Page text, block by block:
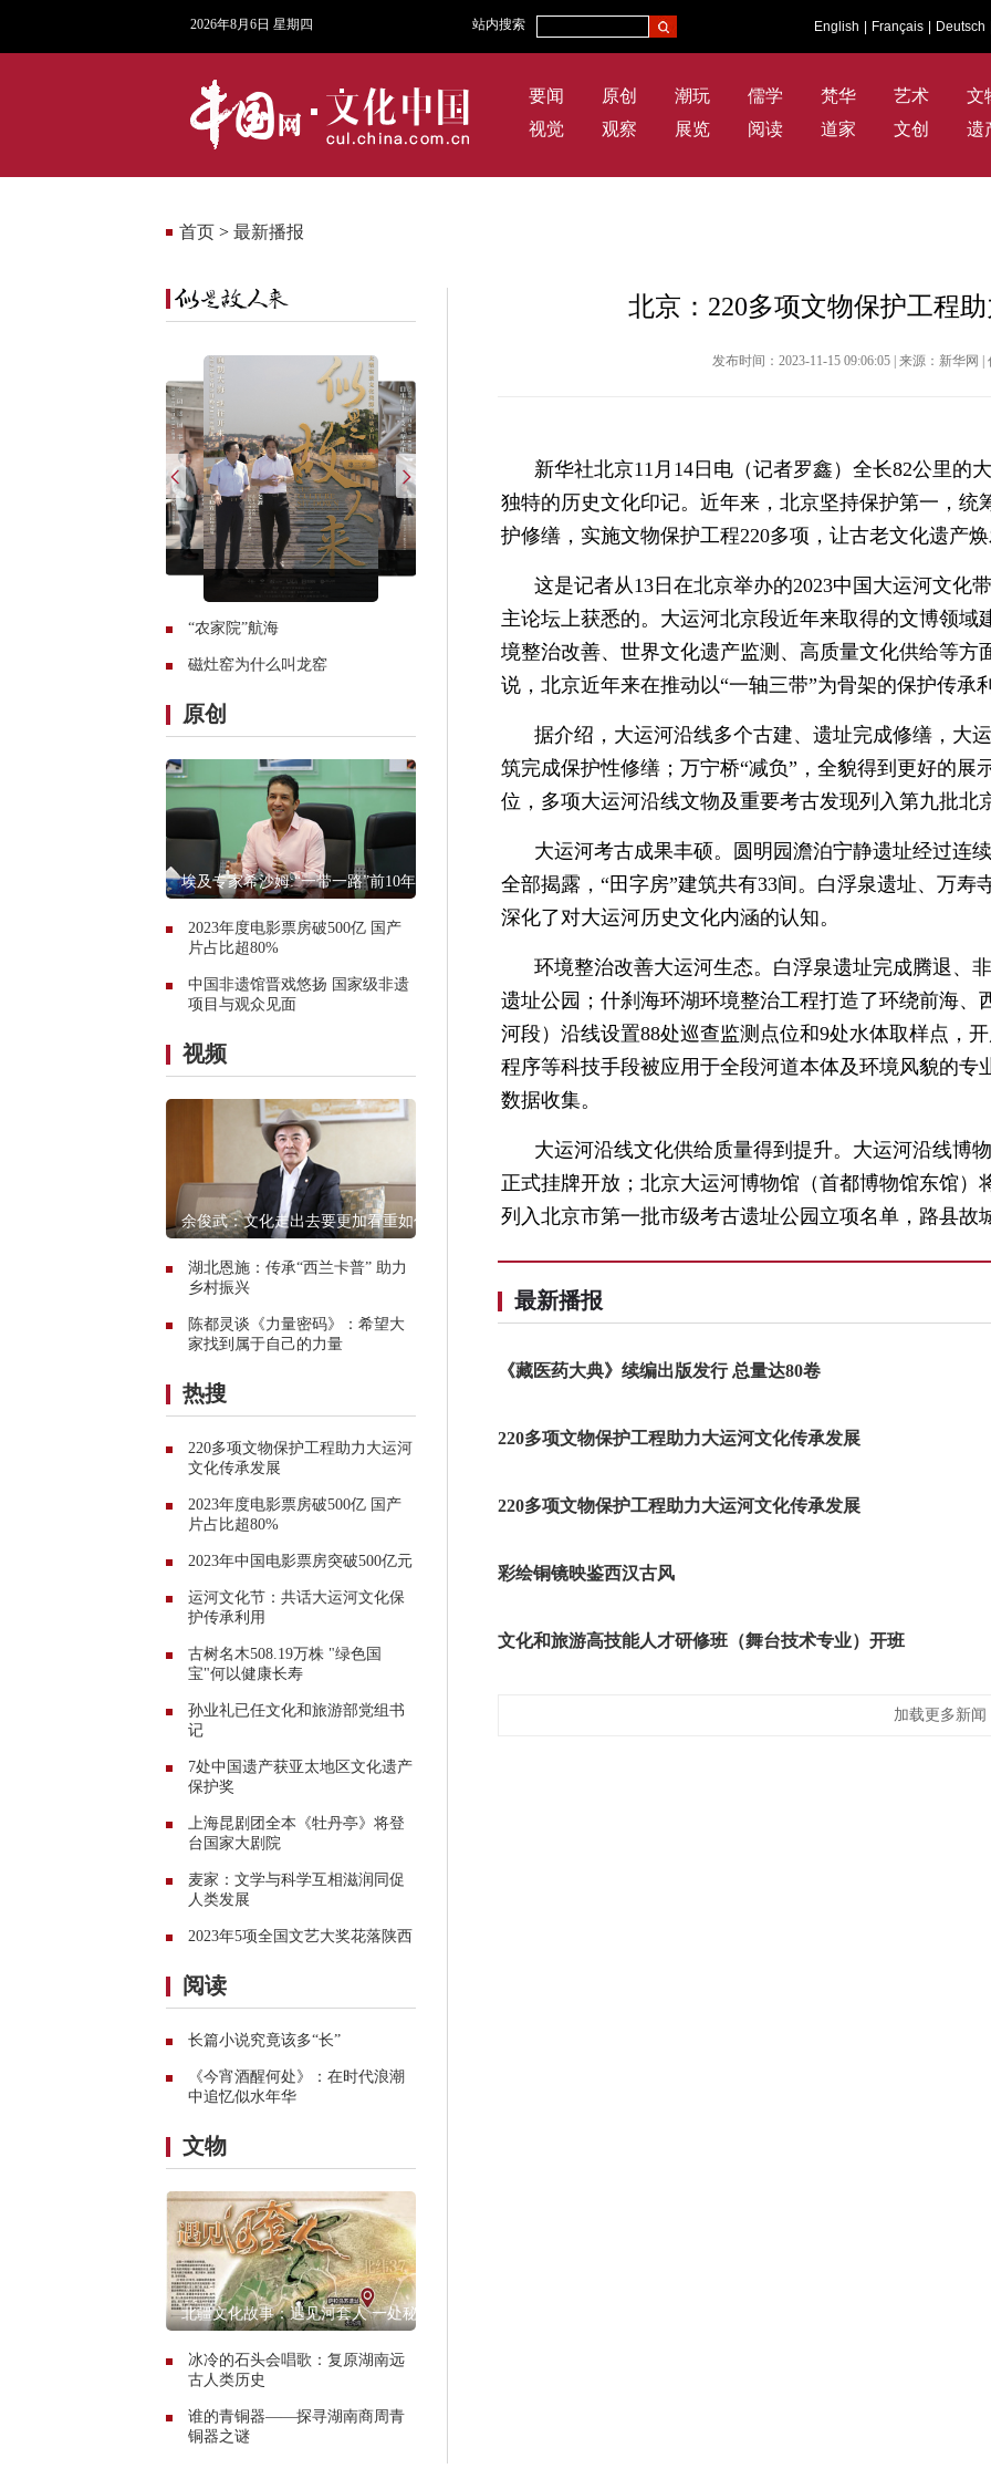
2026年8月6日 星期四 站内搜索 English Français Deutsch
要闻 原创 潮玩 儒学 梵华 艺术 文
视觉
观察 展览 阅读 道家 文创 遗
首页 > 最新播报
“农家院”航海
磁灶窑为什么叫龙窑
原创
埃及专家希沙姆:“一带一路”前10年只
2023年度电影票房破500亿 国产
片占比超80%
中国非遗馆晋戏悠扬 国家级非遗
项目与观众见面
视频
余俊武：文化走出去要更加看重如何
湖北恩施：传承“西兰卡普” 助力
乡村振兴
陈都灵谈《力量密码》：希望大
家找到属于自己的力量
热搜
220多项文物保护工程助力大运河
文化传承发展
2023年度电影票房破500亿 国产
片占比超80%
2023年中国电影票房突破500亿元
运河文化节：共话大运河文化保
护传承利用
古树名木508.19万株 "绿色国
宝"何以健康长寿
孙业礼已任文化和旅游部党组书
记
7处中国遗产获亚太地区文化遗产
保护奖
上海昆剧团全本《牡丹亭》将登
台国家大剧院
麦家：文学与科学互相滋润同促
人类发展
2023年5项全国文艺大奖花落陕西
阅读
长篇小说究竟该多“长”
《今宵酒醒何处》：在时代浪潮
中追忆似水年华
文物
北疆文化故事：遇见河套人 一处秘
冰冷的石头会唱歌：复原湖南远
古人类历史
谁的青铜器——探寻湖南商周青
铜器之谜
北京：220多项文物保护工程
发布时间：2023-11-15 09:06:05 | 来源：新华网
新华社北京11月14日电（记者罗鑫）全长82公里的
独特的历史文化印记。近年来，北京坚持保护第一，
护修缮，实施文物保护工程220多项，让古老文化遗产焕
这是记者从13日在北京举办的2023中国大运河文化
主论坛上获悉的。大运河北京段近年来取得的文博领
境整治改善、世界文化遗产监测、高质量文化供给等方
说，北京近年来在推动以“一轴三带”为骨架的保护传承
据介绍，大运河沿线多个古建、遗址完成修缮，大
筑完成保护性修缮；万宁桥“减负”，全貌得到更好的
位，多项大运河沿线文物及重要考古发现列入第九批北
大运河考古成果丰硕。圆明园澹泊宁静遗址经过连
全部揭露，“田字房”建筑共有33间。白浮泉遗址、万寿
深化了对大运河历史文化内涵的认知。
环境整治改善大运河生态。白浮泉遗址完成腾退、
遗址公园；什刹海环湖环境整治工程打造了环绕前海
河段）沿线设置88处巡查监测点位和9处水体取样点，
程序等科技手段被应用于全段河道本体及环境风貌的专
数据收集。
大运河沿线文化供给质量得到提升。大运河沿线博
正式挂牌开放；北京大运河博物馆（首都博物馆东馆
列入北京市第一批市级考古遗址公园立项名单，路县故
最新播报
《藏医药大典》续编出版发行 总量达80卷
220多项文物保护工程助力大运河文化传承发展
220多项文物保护工程助力大运河文化传承发展
彩绘铜镜映鉴西汉古风
文化和旅游高技能人才研修班（舞台技术专业）开班
加载更多新闻